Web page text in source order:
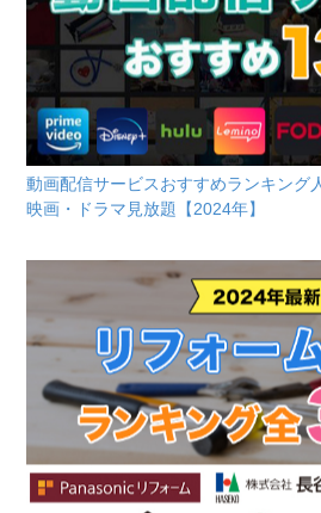
動画配信サービスおすすめランキング
映画・ドラマ見放題【2024年】